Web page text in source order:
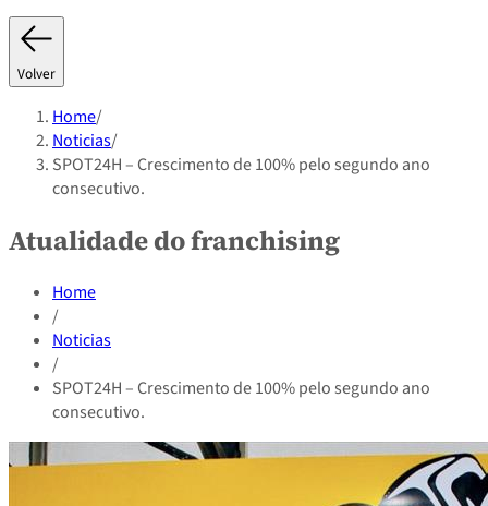
Volver
Home/
Noticias/
SPOT24H – Crescimento de 100% pelo segundo ano
consecutivo.
Atualidade do franchising
Home
/
Noticias
/
SPOT24H – Crescimento de 100% pelo segundo ano
consecutivo.